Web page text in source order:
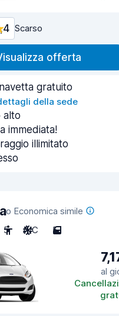
Scarso
offerta
gratuito
della sede
alto
immediata!
illimitato
o Economica simile
5 A/C 5
al